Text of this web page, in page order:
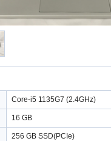
Core-i5 1135G7 (2.4GHz)
16 GB
256 GB SSD(PCIe)